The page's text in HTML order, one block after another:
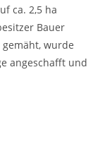
ca. 2,5 ha
Bauer
wurde
angeschafft und